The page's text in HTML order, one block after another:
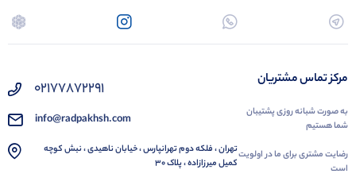
مرکز تماس مشتریان
به صورت شبانه روزی پشتیبان
شما هستیم
رضایت مشتری برای ما در اولویت
است
02177872291
info@radpakhsh.com
تهران ، فلکه دوم تهرانپارس ، خیابان ناهیدی ، نبش کوچه
کمیل میرزازاده ، پلاک 30